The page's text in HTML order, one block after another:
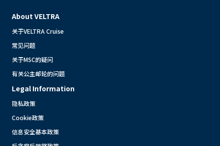
About VELTRA
关于VELTRA Cruise
常见问题
关于MSC的疑问
有关公主邮轮的问题
Legal Information
隐私政策
Cookie政策
信息安全基本政策